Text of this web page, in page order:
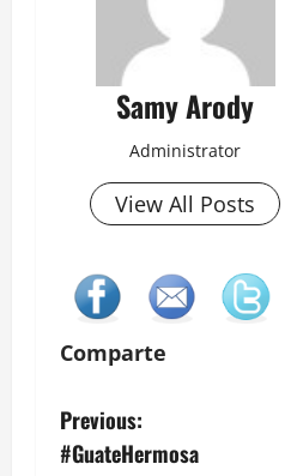
Samy Arody
Administrator
View All Posts
Comparte
P
Previous:
#GuateHermosa